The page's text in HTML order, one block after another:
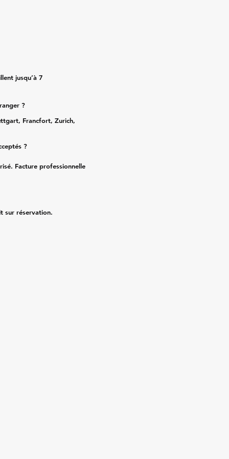
jusqu’à 7
?
Francfort, Zurich,
?
Facture professionnelle
sur réservation.